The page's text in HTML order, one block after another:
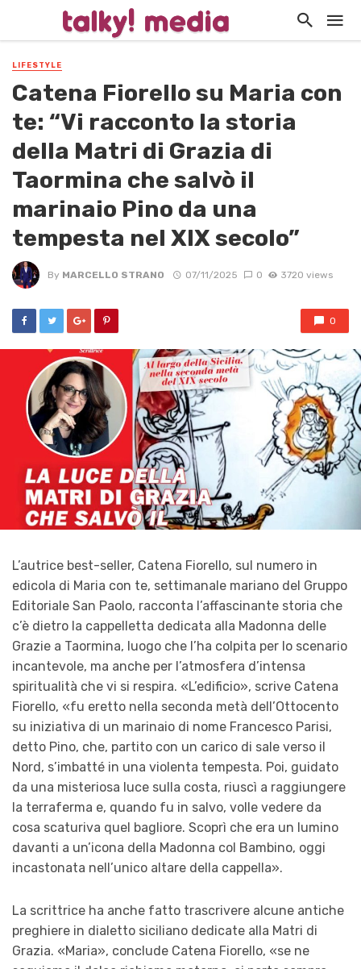
LIFESTYLE
Catena Fiorello su Maria con
te: “Vi racconto la storia
della Matri di Grazia di
Taormina che salvò il
marinaio Pino da una
tempesta nel XIX secolo”
By MARCELLO STRANO 07/11/2025 0 3720 views
0
L’autrice best-seller, Catena Fiorello, sul numero in
edicola di Maria con te, settimanale mariano del Gruppo
Editoriale San Paolo, racconta l’affascinante storia che
c’è dietro la cappelletta dedicata alla Madonna delle
Grazie a Taormina, luogo che l’ha colpita per lo scenario
incantevole, ma anche per l’atmosfera d’intensa
spiritualità che vi si respira. «L’edificio», scrive Catena
Fiorello, «fu eretto nella seconda metà dell’Ottocento
su iniziativa di un marinaio di nome Francesco Parisi,
detto Pino, che, partito con un carico di sale verso il
Nord, s’imbatté in una violenta tempesta. Poi, guidato
da una misteriosa luce sulla costa, riuscì a raggiungere
la terraferma e, quando fu in salvo, volle vedere da
cosa scaturiva quel bagliore. Scoprì che era un lumino
davanti a un’icona della Madonna col Bambino, oggi
incastonata nell’unico altare della cappella».
La scrittrice ha anche fatto trascrivere alcune antiche
preghiere in dialetto siciliano dedicate alla Matri di
Grazia. «Maria», conclude Catena Fiorello, «se ne